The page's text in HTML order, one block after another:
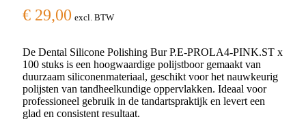
€ 29,00 excl. BTW
De Dental Silicone Polishing Bur P.E-PROLA4-PINK.ST x
100 stuks is een hoogwaardige polijstboor gemaakt van
duurzaam siliconenmateriaal, geschikt voor het nauwkeurig
polijsten van tandheelkundige oppervlakken. Ideaal voor
professioneel gebruik in de tandartspraktijk en levert een
glad en consistent resultaat.